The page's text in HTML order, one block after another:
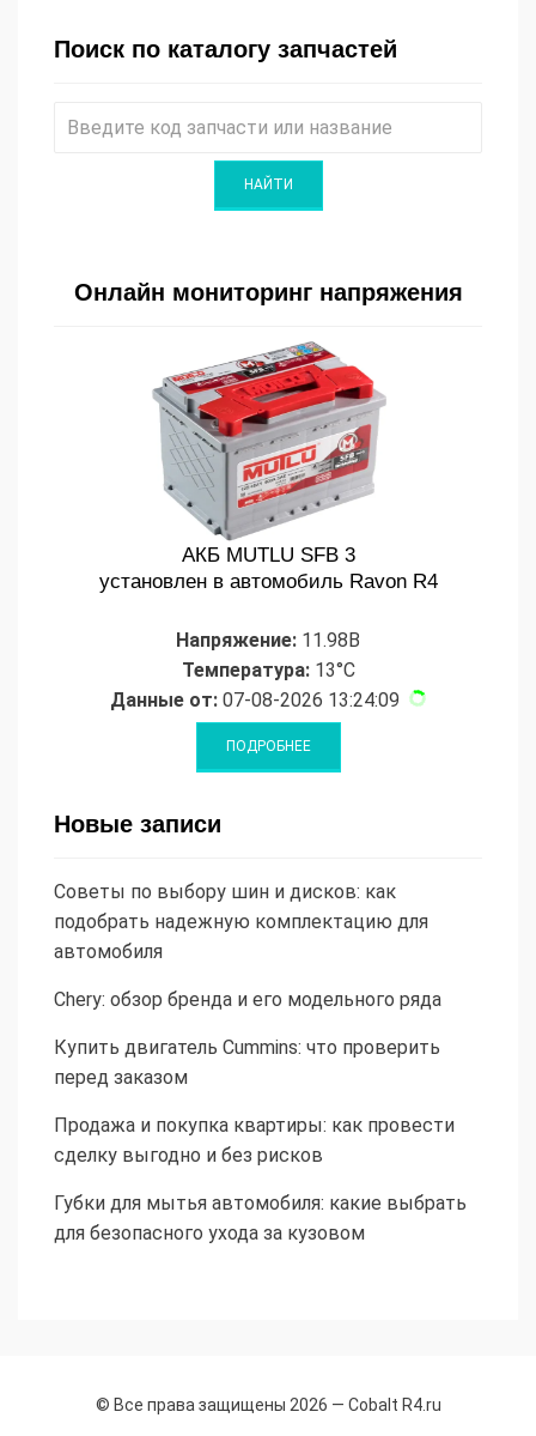
Поиск по каталогу запчастей
Онлайн мониторинг напряжения
АКБ MUTLU SFB 3
установлен в автомобиль Ravon R4
Напряжение: 11.98В
Температура:13°C
Данные от: 07-08-2026 13:24:09
Новые записи
Советы по выбору шин и дисков: как
подобрать надежную комплектацию для
автомобиля
Chery: обзор бренда и его модельного ряда
Купить двигатель Cummins: что проверить
перед заказом
Продажа и покупка квартиры: как провести
сделку выгодно и без рисков
Губки для мытья автомобиля: какие выбрать
для безопасного ухода за кузовом
© Все права защищены 2026 — Cobalt R4.ru